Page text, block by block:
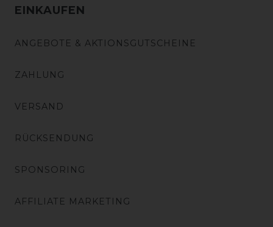
EINKAUFEN
ANGEBOTE & AKTIONSGUTSCHEINE
ZAHLUNG
VERSAND
RÜCKSENDUNG
SPONSORING
AFFILIATE MARKETING